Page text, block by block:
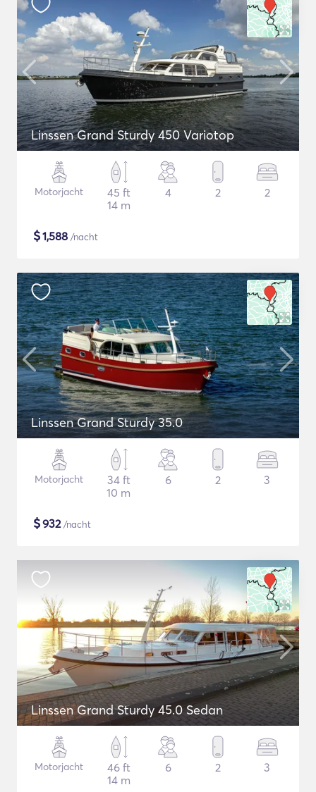
Linssen Grand Sturdy 450 Variotop
Motorjacht
45 ft
14 m
4 2 2
$1,588 /nacht
Linssen Grand Sturdy 35.0
Motorjacht
34 ft
10 m
6 2 3
$932/nacht
Linssen Grand Sturdy 45.0 Sedan
Motorjacht
46 ft
14 m
6 2 3